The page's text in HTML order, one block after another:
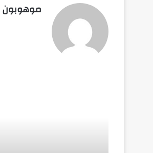
موهوبون